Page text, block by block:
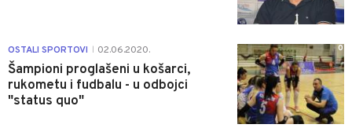
OSTALI SPORTOVI 02.06.2020.
Šampioni proglašeni u košarci,
rukometu i fudbalu - u odbojci
"status quo"
0